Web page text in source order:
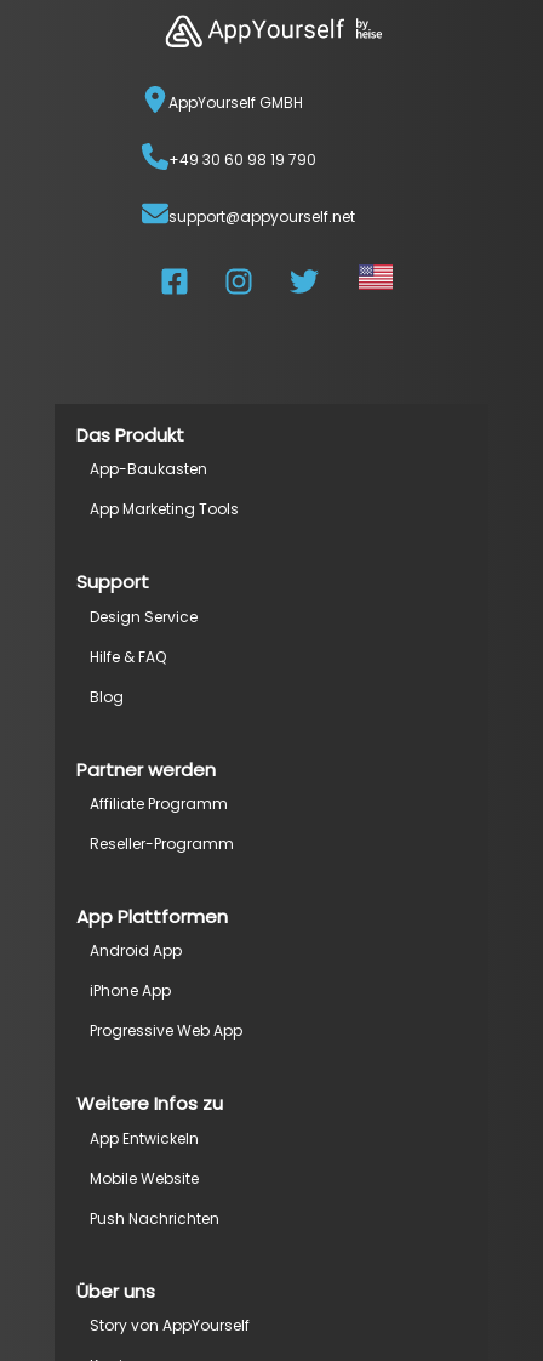
AppYourself GMBH
+49 30 60 98 19 790
support@appyourself.net
Das Produkt
App-Baukasten
App Marketing Tools
Support
Design Service
Hilfe & FAQ
Blog
Partner werden
Affiliate Programm
Reseller-Programm
App Plattformen
Android App
iPhone App
Progressive Web App
Weitere Infos zu
App Entwickeln
Mobile Website
Push Nachrichten
Über uns
Story von AppYourself